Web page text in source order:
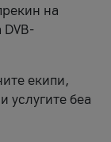
на
DVB-
екипи,
услугите беа